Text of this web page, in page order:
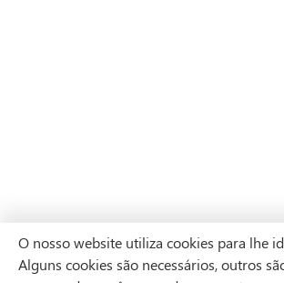
O nosso website utiliza cookies para lhe
Alguns cookies são necessários, outros